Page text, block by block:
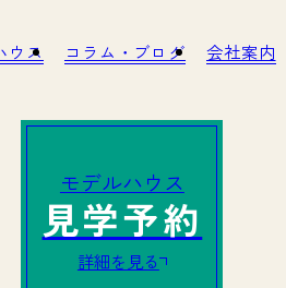
モデルハウス コラム・ブログ
モデルハウス
見学予約
詳細を見る